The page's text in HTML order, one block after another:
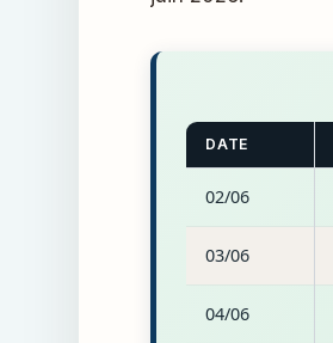
DATE
02/06
03/06
04/06